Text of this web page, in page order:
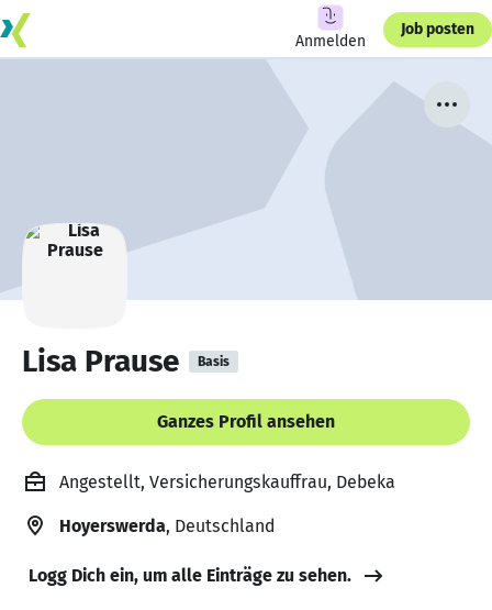
Anmelden
Job posten
Lisa Prause Basis
Ganzes Profil ansehen
Angestellt, Versicherungskauffrau, Debeka
Hoyerswerda, Deutschland
Logg Dich ein, um alle Einträge zu sehen.